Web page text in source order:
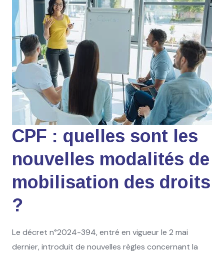
CPF : quelles sont les
nouvelles modalités de
mobilisation des droits
?
Le décret n°2024-394, entré en vigueur le 2 mai
dernier, introduit de nouvelles règles concernant la